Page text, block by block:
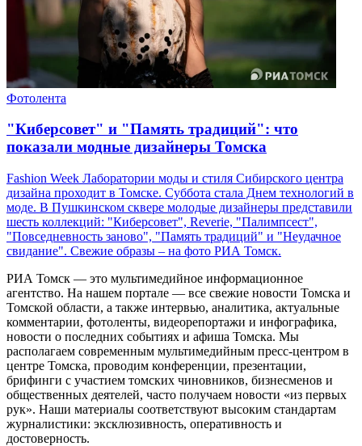
Фотолента
"Киберсовет" и "Память традиций": что
показали модные дизайнеры Томска
Fashion Week Лаборатории моды и стиля Сибирского центра
дизайна проходит в Томске. Суббота стала Днем технологий в
моде. В Пушкинском сквере молодые дизайнеры представили
шесть коллекций: "Киберсовет", Reverie, "Палимпсест",
"Повседневность заново", "Память традиций" и "Неудачное
свидание". Свежие образы – на фото РИА Томск.
РИА Томск — это мультимедийное информационное
агентство. На нашем портале — все свежие новости Томска и
Томской области, а также интервью, аналитика, актуальные
комментарии, фотоленты, видеорепортажи и инфографика,
новости о последних событиях и афиша Томска. Мы
располагаем современным мультимедийным пресс-центром в
центре Томска, проводим конференции, презентации,
брифинги с участием томских чиновников, бизнесменов и
общественных деятелей, часто получаем новости «из первых
рук». Наши материалы соответствуют высоким стандартам
журналистики: эксклюзивность, оперативность и
достоверность.